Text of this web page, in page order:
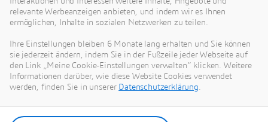
3DEXPERIENCE MAKE
Erhalten Sie sekundenschnell Angebote für Ihre Bauteile
Make öffnen
relevante Werbeanzeigen anbieten, und indem wir es Ihnen
ermöglichen, Inhalte in sozialen Netzwerken zu teilen.
Ihre Einstellungen bleiben 6 Monate lang erhalten und Sie können
sie jederzeit ändern, indem Sie in der Fußzeile jeder Webseite auf
den Link „Meine Cookie-Einstellungen verwalten“ klicken. Weitere
Informationen darüber, wie diese Website Cookies verwendet
werden, finden Sie in unserer Datenschutzerklärung.